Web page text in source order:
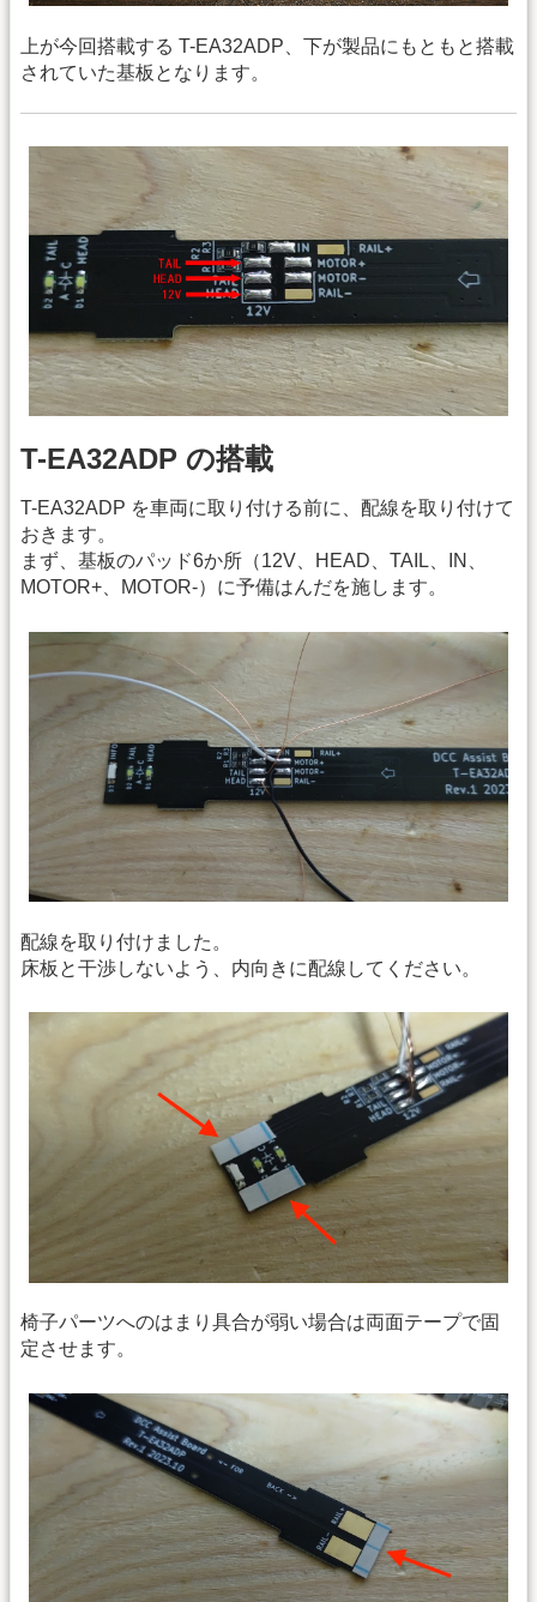
上が今回搭載する T-EA32ADP、下が製品にもともと搭載
されていた基板となります。
T-EA32ADP の搭載
T-EA32ADP を車両に取り付ける前に、配線を取り付けて
おきます。
まず、基板のパッド6か所（12V、HEAD、TAIL、IN、
MOTOR+、MOTOR-）に予備はんだを施します。
配線を取り付けました。
床板と干渉しないよう、内向きに配線してください。
椅子パーツへのはまり具合が弱い場合は両面テープで固
定させます。